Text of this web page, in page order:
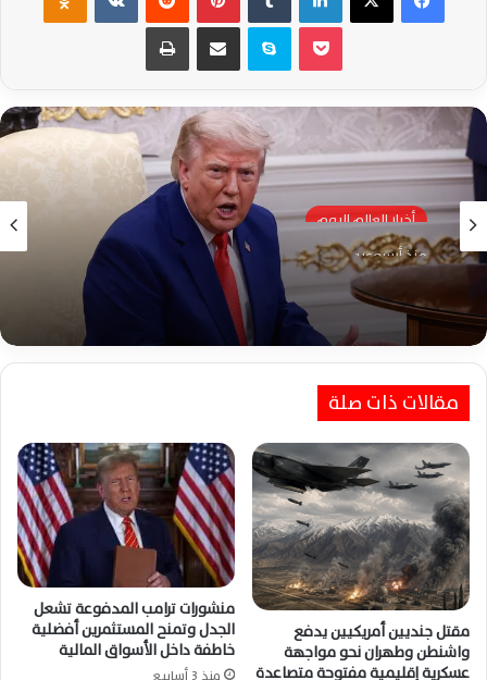
سكايب مشاركة عبر البريد طباعة
أخبار العالم اليوم
منذ أسبوعين
ترامب ينشر صورًا بالذكاء الاصطناعي بعد غارات
خارك وتدمير ناقلات النفط الإيرانية
مقالات ذات صلة
مقتل جنديين أمريكيين يدفع
واشنطن وطهران نحو مواجهة
عسكرية إقليمية مفتوحة متصاعدة
منشورات ترامب المدفوعة تشعل
الجدل وتمنح المستثمرين أفضلية
خاطفة داخل الأسواق المالية
منذ 3 أسابيع